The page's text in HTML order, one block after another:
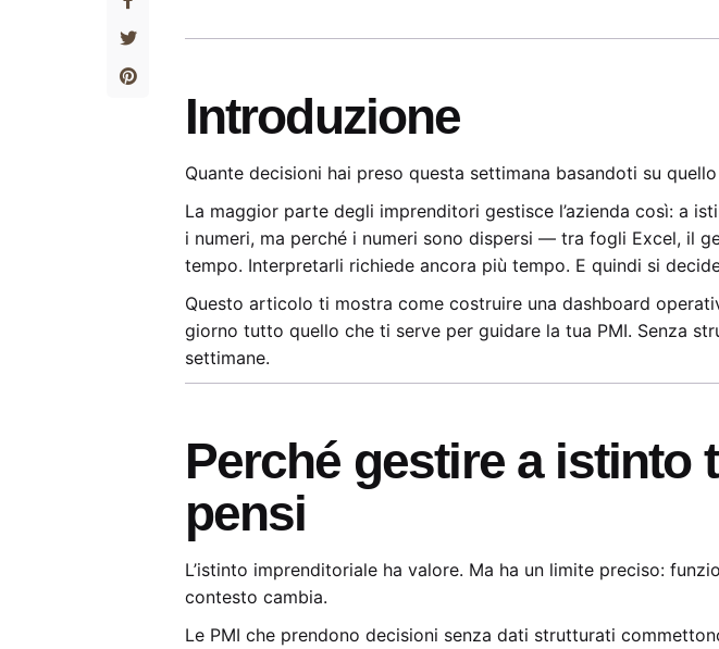
Introduzione
Quante decisioni hai preso questa settimana basandoti su
La maggior parte degli imprenditori gestisce l’azienda così: a
i numeri, ma perché i numeri sono dispersi — tra fogli Excel, il
tempo. Interpretarli richiede ancora più tempo. E quindi si
Questo articolo ti mostra come costruire una dashboard
giorno tutto quello che ti serve per guidare la tua PMI. Senza
settimane.
Perché gestire a istinto
pensi
L’istinto imprenditoriale ha valore. Ma ha un limite preciso:
contesto cambia.
Le PMI che prendono decisioni senza dati strutturati